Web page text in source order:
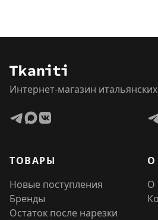
Интернет-магазин
ТОВАРЫ
Новые поступления
Бренды
Остаток после нарезки
О
О